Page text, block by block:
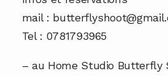
mail :
Tel : 0781793965
– au Home Studio Butterfly